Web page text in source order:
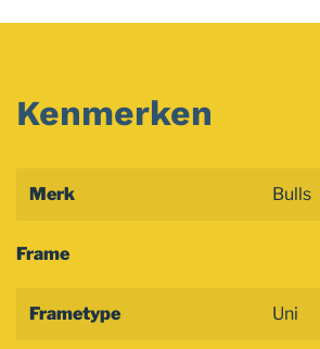
Kenmerken
Merk Bulls
Frame
Frametype Uni